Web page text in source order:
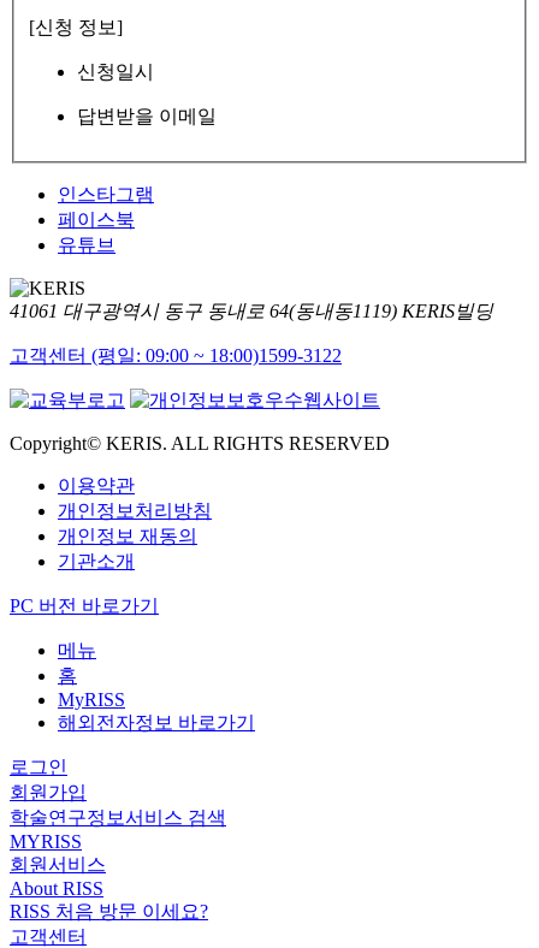
[신청 정보]
신청일시
답변받을 이메일
인스타그램
페이스북
유튜브
41061 대구광역시 동구 동내로 64(동내동1119) KERIS빌딩
고객센터 (평일: 09:00 ~ 18:00)1599-3122
Copyright© KERIS. ALL RIGHTS RESERVED
이용약관
개인정보처리방침
개인정보 재동의
기관소개
PC 버전 바로가기
메뉴
홈
MyRISS
해외전자정보 바로가기
로그인
회원가입
학술연구정보서비스 검색
MYRISS
회원서비스
About RISS
RISS 처음 방문 이세요?
고객센터